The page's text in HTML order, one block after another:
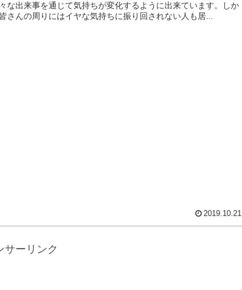
な出来事を通じて気持ちが変化するように出来ています。しか
さんの周りにはイヤな気持ちに振り回されない人も居...
2019.10.21
サーリンク